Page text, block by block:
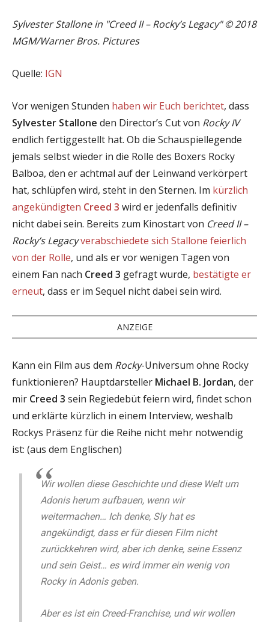
Sylvester Stallone in "Creed II – Rocky’s Legacy" © 2018
MGM/Warner Bros. Pictures
Quelle: IGN
Vor wenigen Stunden haben wir Euch berichtet, dass
Sylvester Stallone den Director’s Cut von Rocky IV
endlich fertiggestellt hat. Ob die Schauspiellegende
jemals selbst wieder in die Rolle des Boxers Rocky
Balboa, den er achtmal auf der Leinwand verkörpert
hat, schlüpfen wird, steht in den Sternen. Im kürzlich
angekündigten Creed 3 wird er jedenfalls definitiv
nicht dabei sein. Bereits zum Kinostart von Creed II –
Rocky’s Legacyverabschiedete sich Stallone feierlich
von der Rolle, und als er vor wenigen Tagen von
einem Fan nach Creed 3 gefragt wurde, bestätigte er
erneut, dass er im Sequel nicht dabei sein wird.
ANZEIGE
Kann ein Film aus dem Rocky-Universum ohne Rocky
funktionieren? Hauptdarsteller Michael B. Jordan, der
mir Creed 3 sein Regiedebüt feiern wird, findet schon
und erklärte kürzlich in einem Interview, weshalb
Rockys Präsenz für die Reihe nicht mehr notwendig
ist: (aus dem Englischen)
Wir wollen diese Geschichte und diese Welt um
Adonis herum aufbauen, wenn wir
weitermachen… Ich denke, Sly hat es
angekündigt, dass er für diesen Film nicht
zurückkehren wird, aber ich denke, seine Essenz
und sein Geist… es wird immer ein wenig von
Rocky in Adonis geben.
Aber es ist ein Creed-Franchise, und wir wollen